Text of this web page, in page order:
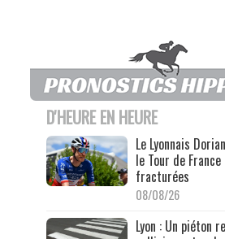
D'HEURE EN HEURE
Le Lyonnais
le Tour de
fracturées
08/08/26
Lyon : Un piéton